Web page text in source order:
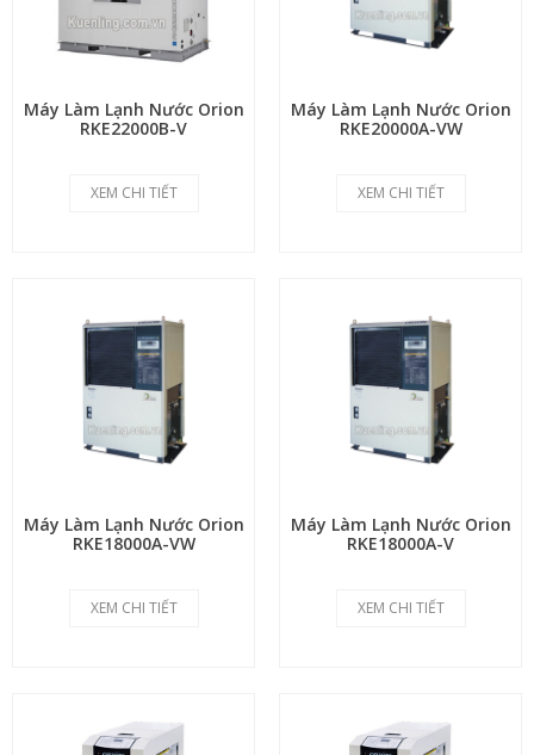
Máy Làm Lạnh Nước Orion
RKE22000B-V
XEM CHI TIẾT
Máy Làm Lạnh Nước Orion
RKE20000A-VW
XEM CHI TIẾT
Máy Làm Lạnh Nước Orion
RKE18000A-VW
XEM CHI TIẾT
Máy Làm Lạnh Nước Orion
RKE18000A-V
XEM CHI TIẾT